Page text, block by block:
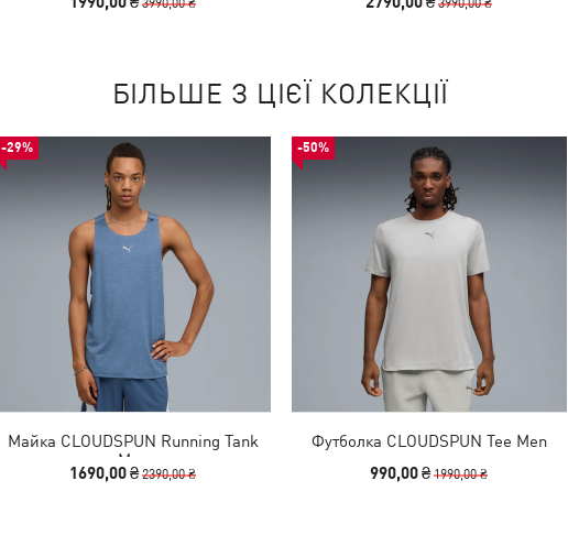
БІЛЬШЕ З ЦІЄЇ КОЛЕКЦІЇ
-29%
Майка CLOUDSPUN Running Tank
Men
1690,00 ₴2390,00 ₴
-50%
Футболка CLOUDSPUN Tee Men
990,00 ₴1990,00 ₴